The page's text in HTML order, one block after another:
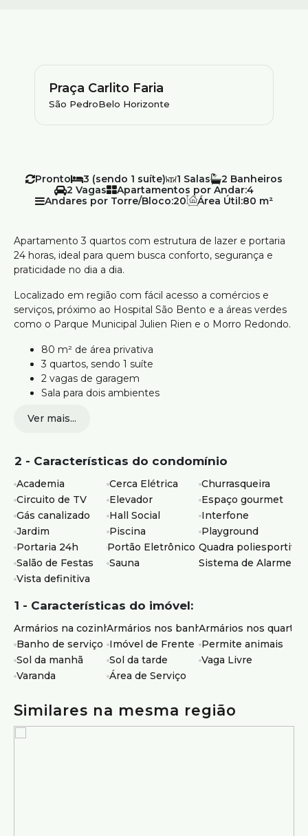
Praça Carlito Faria
São PedroBelo Horizonte
Pronto 3 (sendo 1 suíte) 1
2
2
Apartamentos por Andar:4
Andares por Torre/Bloco:20 Área Útil:80 m²
Apartamento 3 quartos com estrutura de lazer e portaria
24 horas, ideal para quem busca conforto, segurança e
praticidade no dia a dia.
Localizado em região com fácil acesso a comércios e
serviços, próximo ao Hospital São Bento e a áreas verdes
como o Parque Municipal Julien Rien e o Morro Redondo.
80 m² de área privativa
3 quartos, sendo 1 suíte
2 vagas de garagem
Sala para dois ambientes
Área de serviço
quadra e portaria 24 horas, além de boa localização.
Agende sua visita.
Atendimento com segurança e credibilidade pela Silvio
Ximenes Imobiliária, referência em Belo Horizonte, com
mais de 75 anos de tradição no mercado.
Ver mais...
2 - Características do condomínio
Academia Cerca Elétrica
Churrasqueira
Circuito de TV
Elevador
Espaço gourmet
Gás canalizado
Hall Social
Interfone
Jardim
Piscina
Playground
Portaria 24h
Portão Eletrônico Quadra poliesportiva
Salão de Festas
Sauna
Sistema de Alarme
Vista definitiva
1 - Características do imóvel:
Armários na cozinhaArmários nos banheirosArmários nos quartos
Banho de serviço Imóvel de Frente
Permite animais
Sol da manhã
Sol da tarde
Vaga Livre
Varanda
Área de Serviço
Similares na mesma região